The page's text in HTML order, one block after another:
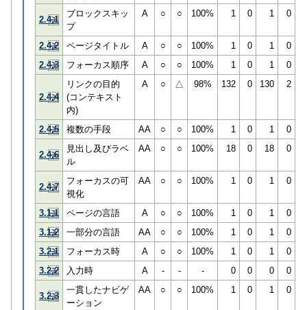
2.4.1
ブロックスキッ
プ
A ○ ○ 100% 1 0 1 0
2.4.2 ページタイトル A ○ ○ 100% 1 0 1
0
2.4.3
フォーカス順序 A ○ ○ 100% 1 0 1 0
2.4.4
リンクの目的
(コンテキスト
内)
A ○ △ 98% 132 0 130 2
2.4.5 複数の手段 AA ○ ○ 100% 1 0 1 0
2.4.6
見出し及びラベ
ル
AA ○ ○ 100% 18 0 18 0
2.4.7
フォーカスの可
視化
AA ○ ○ 100% 1 0 1 0
3.1.1 ページの言語 A ○ ○ 100% 1 0 1
0
3.1.2
一部分の言語 AA ○ ○ 100% 1 0 1
0
3.2.1
フォーカス時 A ○ ○ 100% 1 0 1
0
3.2.2
入力時 A - - - 0 0 0 0
3.2.3
一貫したナビゲ
ーション
AA ○ ○ 100% 1 0 1 0